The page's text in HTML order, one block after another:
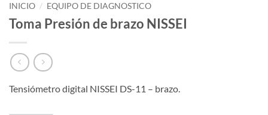
INICIO / EQUIPO DE DIAGNOSTICO
Toma Presión de brazo NISSEI
Tensiómetro digital NISSEI DS-11 – brazo.